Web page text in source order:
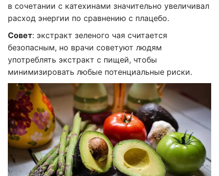
в сочетании с катехинами значительно увеличивал
расход энергии по сравнению с плацебо.
Совет: экстракт зеленого чая считается
безопасным, но врачи советуют людям
употреблять экстракт с пищей, чтобы
минимизировать любые потенциальные риски.